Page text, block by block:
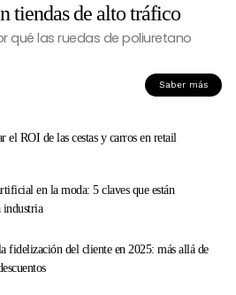
tiendas de alto tráfico
qué las ruedas de poliuretano
Saber más
el ROI de las cestas y carros en retail
en la moda: 5 claves que están
industria
fidelización del cliente en 2025: más allá de